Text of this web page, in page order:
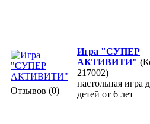
Отзывов (0)
Игра "СУПЕР
АКТИВИТИ"
217002)
настольная игра
детей от 6 лет